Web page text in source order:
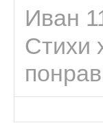
Иван
Стихи